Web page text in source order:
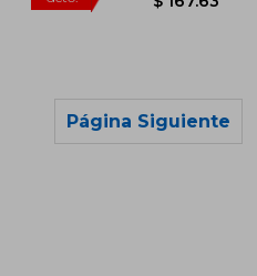
Página Siguiente